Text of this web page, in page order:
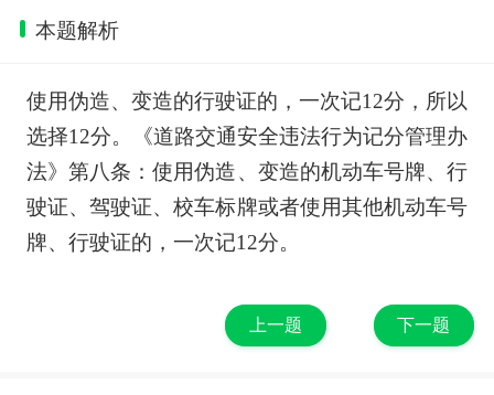
本题解析
使用伪造、变造的行驶证的，一次记12分，所以
选择12分。《道路交通安全违法行为记分管理办
法》第八条：使用伪造、变造的机动车号牌、行
驶证、驾驶证、校车标牌或者使用其他机动车号
牌、行驶证的，一次记12分。
上一题 下一题